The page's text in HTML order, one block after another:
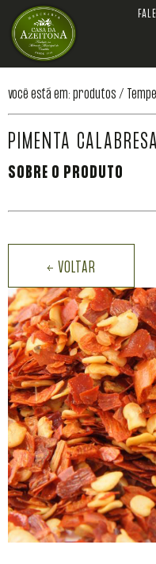
você está em: produtos /
PIMENTA
SOBRE O PRODUTO
← VOLTAR